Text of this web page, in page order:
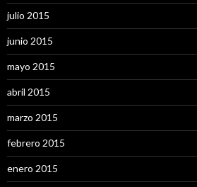
julio 2015
junio 2015
mayo 2015
abril 2015
marzo 2015
febrero 2015
enero 2015